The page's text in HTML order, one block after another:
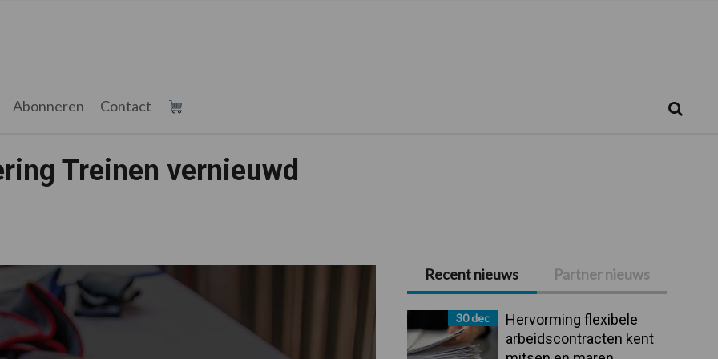
Abonneren Contact
Treinen vernieuwd
Primaire
Sidebar
Recent nieuws Partner nieuws
30 dec
Hervorming flexibele
arbeidscontracten kent